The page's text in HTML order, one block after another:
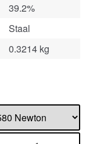
39.2%
Staal
0.3214 kg